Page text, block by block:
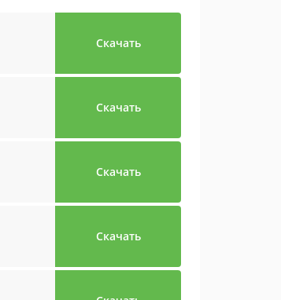
Скачать
Скачать
Скачать
Скачать